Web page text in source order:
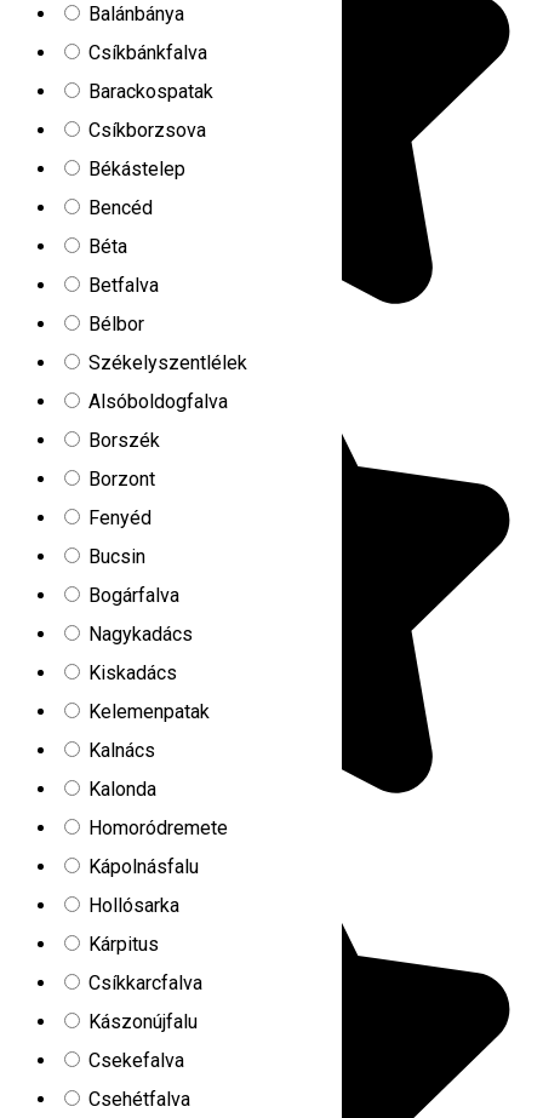
Balánbánya
Csíkbánkfalva
Barackospatak
Csíkborzsova
Békástelep
Bencéd
Béta
Betfalva
Bélbor
Székelyszentlélek
Alsóboldogfalva
Borszék
Borzont
Fenyéd
Bucsin
Bogárfalva
Nagykadács
Kiskadács
Kelemenpatak
Kalnács
Kalonda
Homoródremete
Kápolnásfalu
Hollósarka
Kárpitus
Csíkkarcfalva
Kászonújfalu
Csekefalva
Csehétfalva